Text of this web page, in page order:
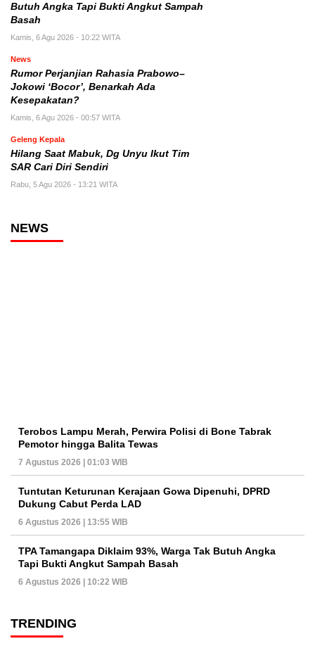
Butuh Angka Tapi Bukti Angkut Sampah
Basah
Kamis, 6 Agu 2026 - 10:22 WITA
News
Rumor Perjanjian Rahasia Prabowo–
Jokowi ‘Bocor’, Benarkah Ada
Kesepakatan?
Kamis, 6 Agu 2026 - 00:57 WITA
Geleng Kepala
Hilang Saat Mabuk, Dg Unyu Ikut Tim
SAR Cari Diri Sendiri
Rabu, 5 Agu 2026 - 13:21 WITA
NEWS
Terobos Lampu Merah, Perwira Polisi di Bone Tabrak
Pemotor hingga Balita Tewas
7 Agustus 2026 | 01:03 WIB
Tuntutan Keturunan Kerajaan Gowa Dipenuhi, DPRD
Dukung Cabut Perda LAD
6 Agustus 2026 | 13:55 WIB
TPA Tamangapa Diklaim 93%, Warga Tak Butuh Angka
Tapi Bukti Angkut Sampah Basah
6 Agustus 2026 | 10:22 WIB
TRENDING